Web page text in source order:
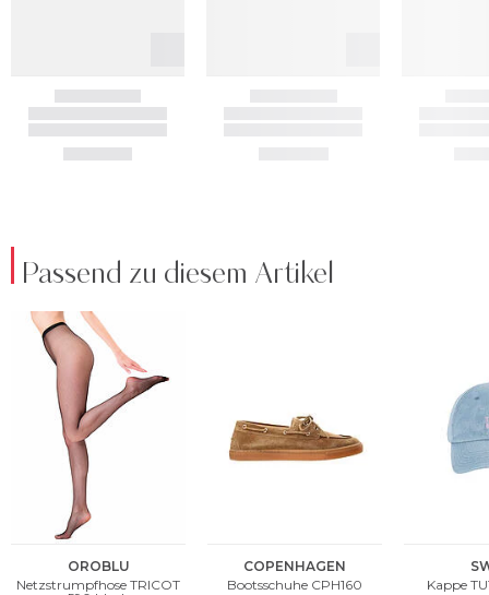
Passend zu diesem Artikel